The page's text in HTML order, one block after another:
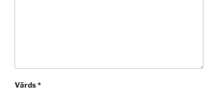
Vārds*